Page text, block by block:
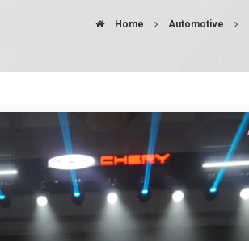
Home Automotive